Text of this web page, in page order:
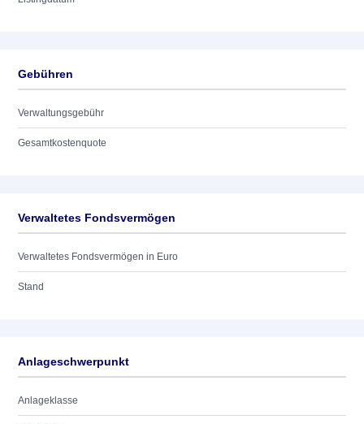
Gebühren
Verwaltungsgebühr
Gesamtkostenquote
Verwaltetes Fondsvermögen
Verwaltetes Fondsvermögen in Euro
Stand
Anlageschwerpunkt
Anlageklasse